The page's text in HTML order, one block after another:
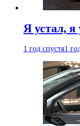
Я устал,
1 год спустя1